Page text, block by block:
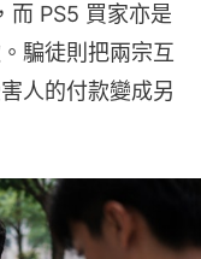
而 PS5 買家亦是
騙徒則把兩宗互
人的付款變成另